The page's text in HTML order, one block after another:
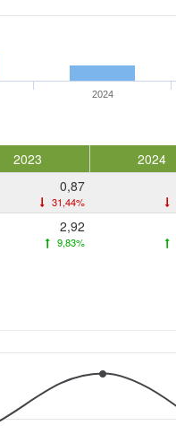
2024
2023 2024
0,87
31,44%
2,92
9,83%